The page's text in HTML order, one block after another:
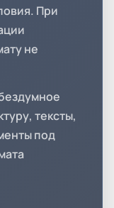
При
не
тексты,
под